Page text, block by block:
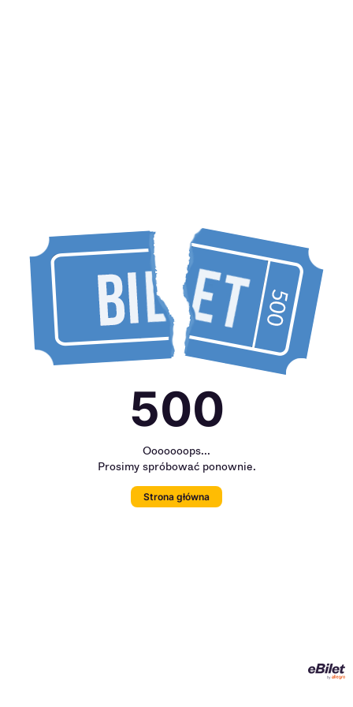
500
Ooooooops...
Prosimy spróbować ponownie.
Strona główna